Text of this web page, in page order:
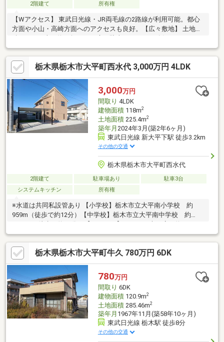
2階建て 所有権
【Wアクセス】 東武日光線・JR両毛線の2路線が利用可能。都心
方面や小山・高崎方面へのアクセスも良好。【広々敷地】 土地面
とりの広さ。【快適な建物】 建物面積107.64平米。ファミリーに
最適な、収納豊富で開放感のある間取り。
栃木県栃木市大平町西水代 3,000万円 4LDK
3,000万円
間取り 4LDK
建物面積118m2
土地面積225.4m2
築年月 2024年3月(築2年6ヶ月)
東武日光線 新大平下駅 徒歩3.2km
その他の交通
栃木県栃木市大平町西水代
2階建て 駐車場あり
駐車3台
システムキッチン
所有権
※水道は共同私設管あり 【小学校】栃木市立大平南小学校 約
959m（徒歩で約12分）【中学校】栃木市立大平南中学校 約
1336m（徒歩で約17分）【スーパー】とりせん大平店 約
296m(徒歩で約4分)【郵便局】大平水代郵便局 約802m(徒歩で約
11分)物件周辺のハザードマップを提供しています。お気軽にお問
い合わせください。
栃木県栃木市大平町牛久 780万円 6DK
780万円
間取り 6DK
建物面積120.9m2
土地面積285.46m2
築年月 1967年11月(築58年10ヶ月)
東武日光線 栃木駅 徒歩8分
その他の交通